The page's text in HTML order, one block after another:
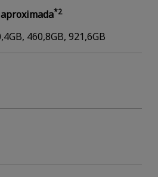
*2
460,8GB, 921,6GB